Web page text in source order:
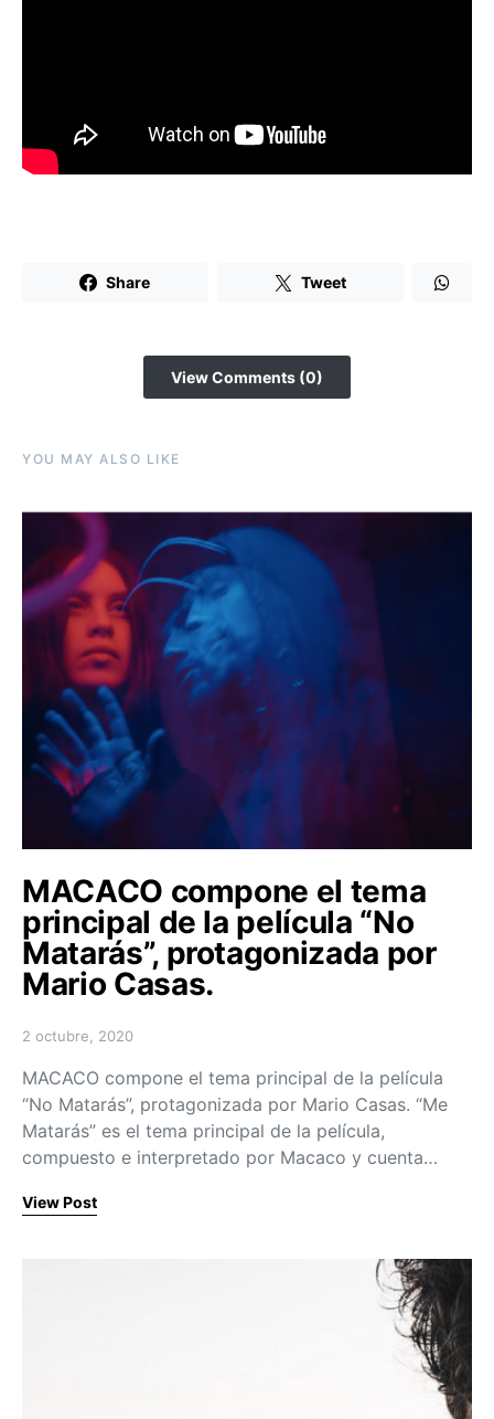
Share Tweet
View Comments (0)
YOU MAY ALSO LIKE
MACACO compone el tema
principal de la película “No
Matarás”, protagonizada por
Mario Casas.
Posted on
2 octubre, 2020
MACACO compone el tema principal de la película
“No Matarás”, protagonizada por Mario Casas. “Me
Matarás” es el tema principal de la película,
compuesto e interpretado por Macaco y cuenta…
View Post